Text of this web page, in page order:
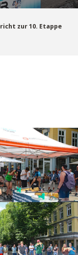
zur 10. Etappe